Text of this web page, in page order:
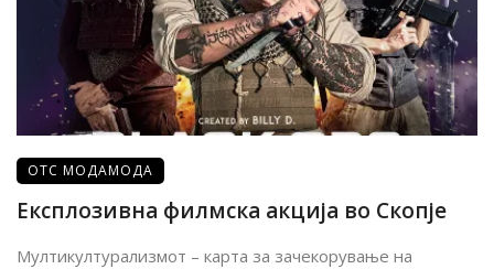
ОТС МОДАМОДА
Експлозивна филмска акција во Скопје
Мултикултурализмот – карта за зачекорување на